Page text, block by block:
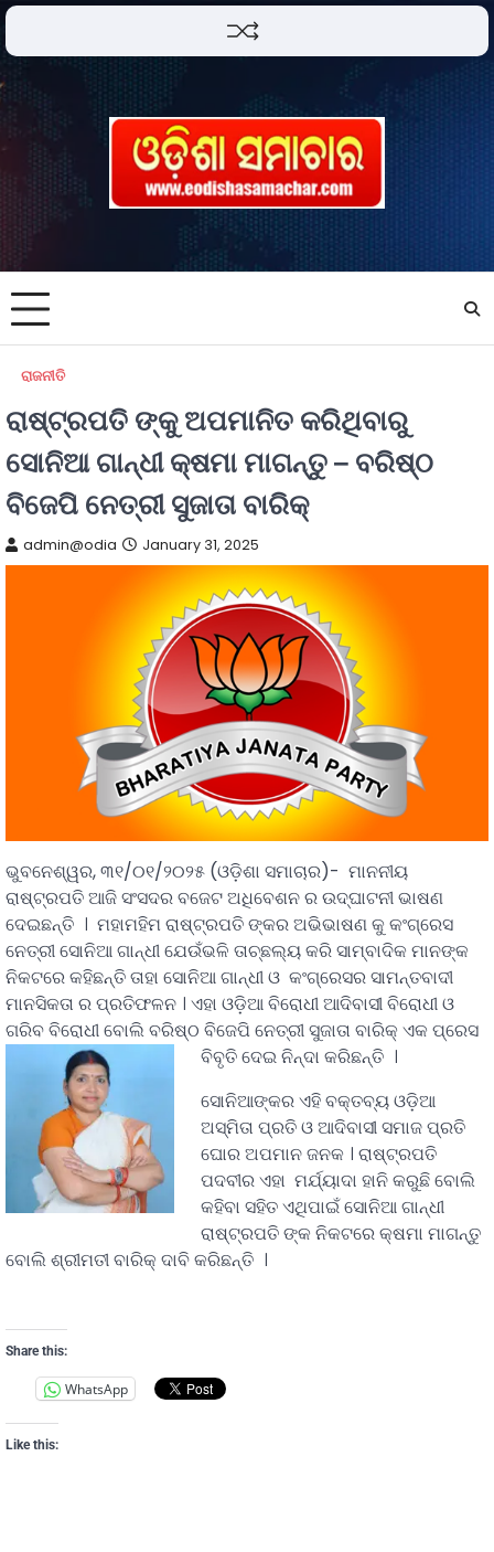
ରାଜନୀତି
ରାଷ୍ଟ୍ରପତି ଙ୍କୁ ଅପମାନିତ କରିଥିବାରୁ
ସୋନିଆ ଗାନ୍ଧୀ କ୍ଷମା ମାଗନ୍ତୁ – ବରିଷ୍ଠ
ବିଜେପି ନେତ୍ରୀ ସୁଜାତା ବାରିକ୍
admin@odia January 31, 2025
ଭୁବନେଶ୍ୱର, ୩୧/୦୧/୨୦୨୫ (ଓଡ଼ିଶା ସମାଚାର)- ମାନନୀୟ
ରାଷ୍ଟ୍ରପତି ଆଜି ସଂସଦର ବଜେଟ ଅଧିବେଶନ ର ଉଦ୍ଘାଟନୀ ଭାଷଣ
ଦେଇଛନ୍ତି । ମହାମହିମ ରାଷ୍ଟ୍ରପତି ଙ୍କର ଅଭିଭାଷଣ କୁ କଂଗ୍ରେସ
ନେତ୍ରୀ ସୋନିଆ ଗାନ୍ଧୀ ଯେଉଁଭଳି ତାଚ୍ଛଲ୍ୟ କରି ସାମ୍ବାଦିକ ମାନଙ୍କ
ନିକଟରେ କହିଛନ୍ତି ତାହା ସୋନିଆ ଗାନ୍ଧୀ ଓ କଂଗ୍ରେସର ସାମନ୍ତବାଦୀ
ମାନସିକତା ର ପ୍ରତିଫଳନ । ଏହା ଓଡ଼ିଆ ବିରୋଧୀ ଆଦିବାସୀ ବିରୋଧୀ ଓ
ଗରିବ ବିରୋଧୀ ବୋଲି ବରିଷ୍ଠ ବିଜେପି ନେତ୍ରୀ ସୁଜାତା ବାରିକ୍ ଏକ ପ୍ରେସ
ବିବୃତି ଦେଇ ନିନ୍ଦା କରିଛନ୍ତି ।
ସୋନିଆଙ୍କର ଏହି ବକ୍ତବ୍ୟ ଓଡ଼ିଆ
ଅସ୍ମିତା ପ୍ରତି ଓ ଆଦିବାସୀ ସମାଜ ପ୍ରତି
ଘୋର ଅପମାନ ଜନକ । ରାଷ୍ଟ୍ରପତି
ପଦବୀର ଏହା ମର୍ଯ୍ୟାଦା ହାନି କରୁଛି ବୋଲି
କହିବା ସହିତ ଏଥିପାଇଁ ସୋନିଆ ଗାନ୍ଧୀ
ରାଷ୍ଟ୍ରପତି ଙ୍କ ନିକଟରେ କ୍ଷମା ମାଗନ୍ତୁ
ବୋଲି ଶ୍ରୀମତୀ ବାରିକ୍ ଦାବି କରିଛନ୍ତି ।
Share this:
WhatsApp
Like this: